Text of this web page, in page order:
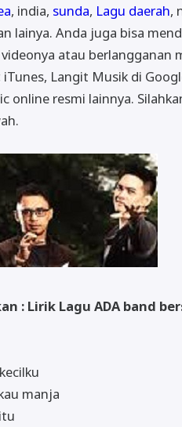
, india, sunda, Lagu daerah,
lainya. Anda juga bisa
atau berlangganan
iTunes, Langit Musik di
online resmi lainnya.
: Lirik Lagu ADA band
manja